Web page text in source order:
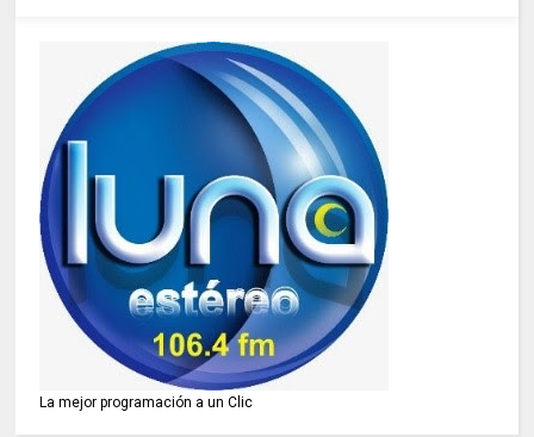
La mejor programación a un Clic